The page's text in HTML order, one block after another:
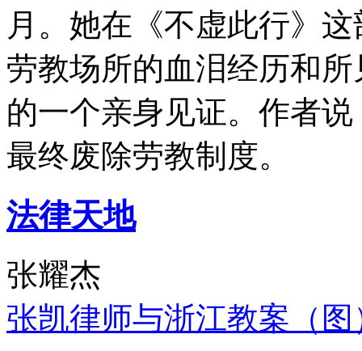
月。她在《不虚此行》
劳教场所的血泪经历和
的一个亲身见证。作者
最终废除劳教制度。
法律天地
张耀杰
张凯律师与浙江教案（图